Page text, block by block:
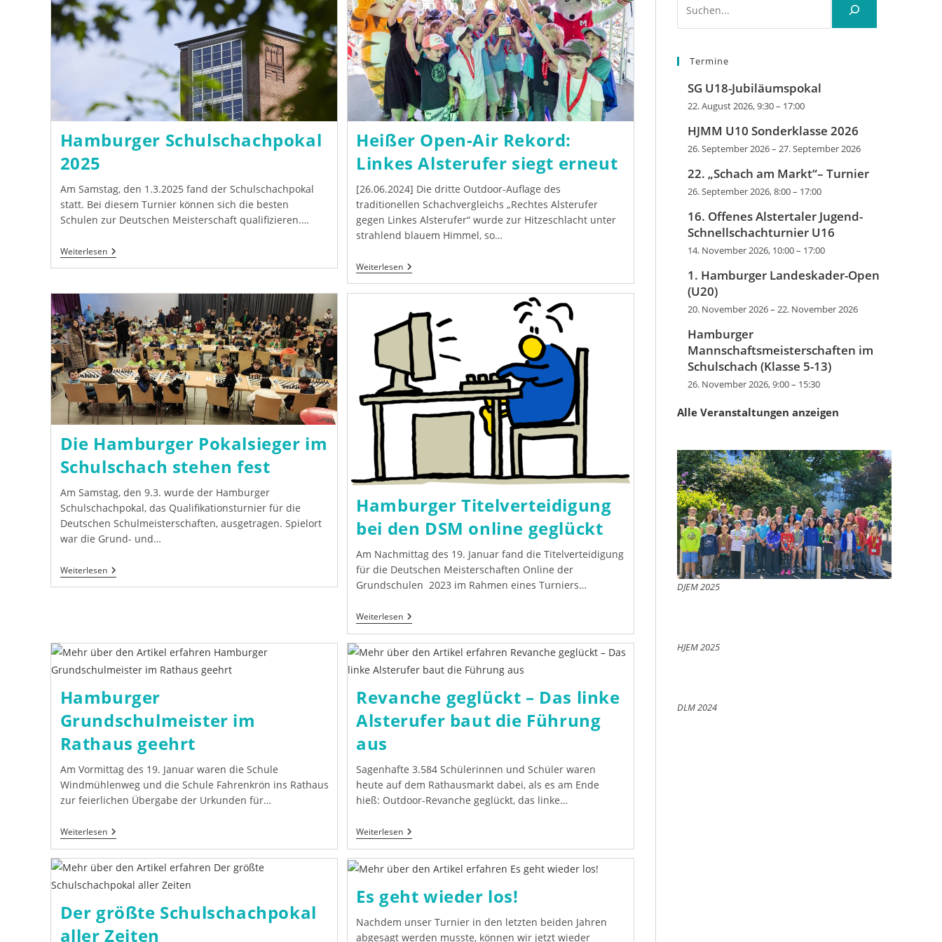
Hamburger Schulschachpokal
2025
Am Samstag, den 1.3.2025 fand der Schulschachpokal
statt. Bei diesem Turnier können sich die besten
Schulen zur Deutschen Meisterschaft qualifizieren.…
WeiterlesenHamburger
Schulschachpokal
Heißer Open-Air Rekord:
Linkes Alsterufer siegt erneut
[26.06.2024] Die dritte Outdoor-Auflage des
traditionellen Schachvergleichs „Rechtes Alsterufer
gegen Linkes Alsterufer“ wurde zur Hitzeschlacht unter
strahlend blauem Himmel, so…
WeiterlesenHeißer
Open-
Linkes
Alsterufer
Siegt
Erneut
Die Hamburger Pokalsieger im
Schulschach stehen fest
Am Samstag, den 9.3. wurde der Hamburger
Schulschachpokal, das Qualifikationsturnier für die
Deutschen Schulmeisterschaften, ausgetragen. Spielort
war die Grund- und…
WeiterlesenDie
Hamburger
Hamburger Titelverteidigung
bei den DSM online geglückt
Am Nachmittag des 19. Januar fand die Titelverteidigung
für die Deutschen Meisterschaften Online der
Grundschulen 2023 im Rahmen eines Turniers…
WeiterlesenHamburger
Titelverteidigung
Den
Online
Hamburger
Grundschulmeister im
Rathaus geehrt
Am Vormittag des 19. Januar waren die Schule
Windmühlenweg und die Schule Fahrenkrön ins Rathaus
zur feierlichen Übergabe der Urkunden für…
WeiterlesenHamburger
Grundschulmeister
Rathaus
Revanche geglückt – Das linke
Alsterufer baut die Führung
aus
Sagenhafte 3.584 Schülerinnen und Schüler waren
heute auf dem Rathausmarkt dabei, als es am Ende
hieß: Outdoor-Revanche geglückt, das linke…
WeiterlesenRevanche
Geglückt
Das
Linke
Alsterufer
Baut
Führung
Aus
Der größte Schulschachpokal
aller Zeiten
Es geht wieder los!
Nachdem unser Turnier in den letzten beiden Jahren
abgesagt werden musste, können wir jetzt wieder
Termine
SG U18-Jubiläumspokal
22. August 2026, 9:30– 17:00
HJMM U10 Sonderklasse 2026
26. September 2026– 27. September 2026
22. „Schach am Markt“– Turnier
26. September 2026, 8:00– 17:00
16. Offenes Alstertaler Jugend-
Schnellschachturnier U16
14. November 2026, 10:00– 17:00
1. Hamburger Landeskader-Open
(U20)
20. November 2026– 22. November 2026
Hamburger
Mannschaftsmeisterschaften im
Schulschach (Klasse 5-13)
26. November 2026, 9:00– 15:30
Alle Veranstaltungen anzeigen
DJEM 2025
HJEM 2025
DLM 2024